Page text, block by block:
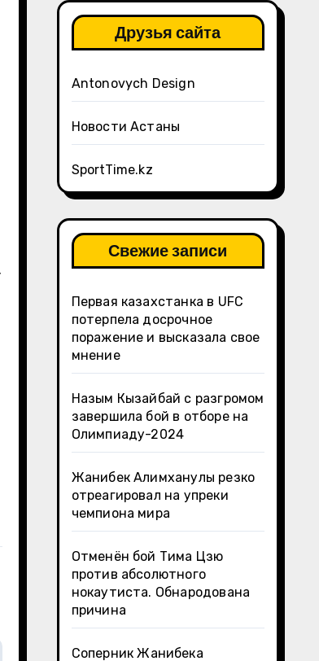
Друзья сайта
Antonovych Design
Новости Астаны
SportTime.kz
Свежие записи
Первая казахстанка в UFC
потерпела досрочное
поражение и высказала свое
мнение
Назым Кызайбай с разгромом
завершила бой в отборе на
Олимпиаду-2024
Жанибек Алимханулы резко
отреагировал на упреки
чемпиона мира
Отменён бой Тима Цзю
против абсолютного
нокаутиста. Обнародована
причина
Соперник Жанибека